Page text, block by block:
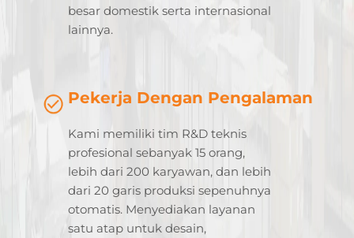
besar domestik serta internasional
lainnya.
Pekerja Dengan Pengalaman
Kami memiliki tim R&D teknis
profesional sebanyak 15 orang,
lebih dari 200 karyawan, dan lebih
dari 20 garis produksi sepenuhnya
otomatis. Menyediakan layanan
satu atap untuk desain,